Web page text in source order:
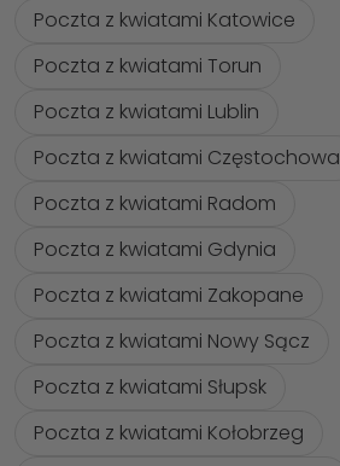
Poczta z kwiatami Katowice
Poczta z kwiatami Torun
Poczta z kwiatami Lublin
Poczta z kwiatami Częstochowa
Poczta z kwiatami Radom
Poczta z kwiatami Gdynia
Poczta z kwiatami Zakopane
Poczta z kwiatami Nowy Sącz
Poczta z kwiatami Słupsk
Poczta z kwiatami Kołobrzeg